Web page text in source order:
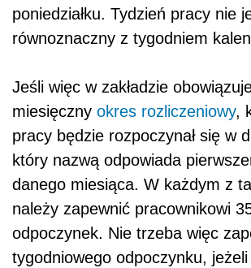
poniedziałku. Tydzień pracy nie
równoznaczny z tygodniem
Jeśli więc w zakładzie
miesięczny okres rozliczeniowy,
pracy będzie rozpoczynał się w
który nazwą odpowiada
danego miesiąca. W każdym z
należy zapewnić pracownikowi
odpoczynek. Nie trzeba więc
tygodniowego odpoczynku,